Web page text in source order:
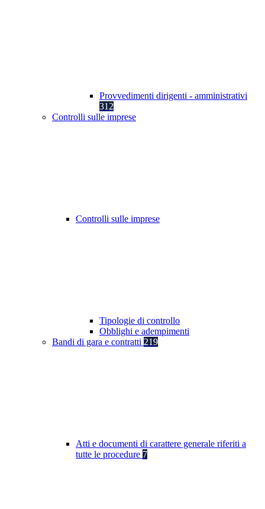
Provvedimenti dirigenti - amministrativi
312
Controlli sulle imprese
Controlli sulle imprese
Tipologie di controllo
Obblighi e adempimenti
Bandi di gara e contratti 219
Atti e documenti di carattere generale riferiti a
tutte le procedure 7